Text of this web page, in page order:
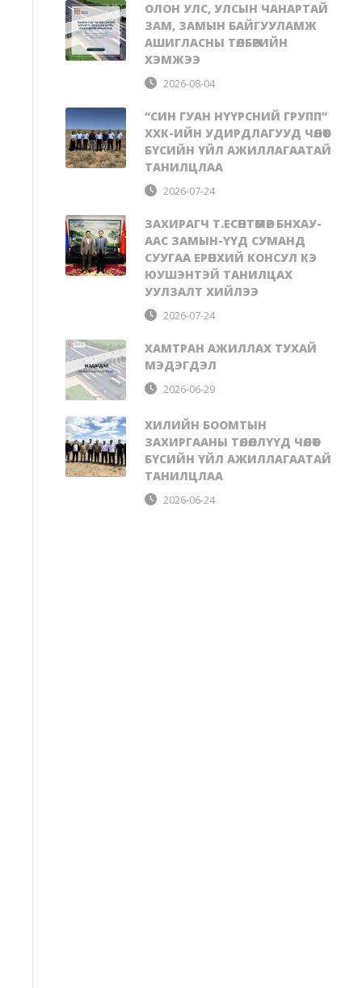
ОЛОН УЛС, УЛСЫН ЧАНАРТАЙ
ЗАМ, ЗАМЫН БАЙГУУЛАМЖ
АШИГЛАСНЫ ТӨЛБӨРИЙН
ХЭМЖЭЭ
2026-08-04
“СИН ГУАН НҮҮРСНИЙ ГРУПП”
ХХК-ИЙН УДИРДЛАГУУД ЧӨЛӨӨТ
БҮСИЙН ҮЙЛ АЖИЛЛАГААТАЙ
ТАНИЛЦЛАА
2026-07-24
ЗАХИРАГЧ Т.ЕСӨНТӨМӨР БНХАУ-
ААС ЗАМЫН-ҮҮД СУМАНД
СУУГАА ЕРӨНХИЙ КОНСУЛ КЭ
ЮУШЭНТЭЙ ТАНИЛЦАХ
УУЛЗАЛТ ХИЙЛЭЭ
2026-07-24
ХАМТРАН АЖИЛЛАХ ТУХАЙ
МЭДЭГДЭЛ
2026-06-29
ХИЛИЙН БООМТЫН
ЗАХИРГААНЫ ТӨЛӨӨЛЛҮҮД ЧӨЛӨӨТ
БҮСИЙН ҮЙЛ АЖИЛЛАГААТАЙ
ТАНИЛЦЛАА
2026-06-24